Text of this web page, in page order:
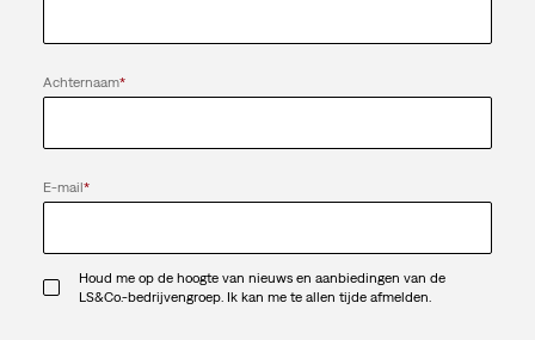
Achternaam*
E-mail*
Houd me op de hoogte van nieuws en aanbiedingen van de
LS&Co.-bedrijvengroep. Ik kan me te allen tijde afmelden.